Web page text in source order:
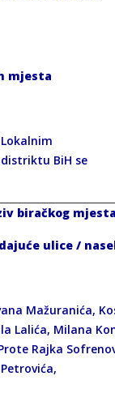
mjesta
BiH se
biračkog
ulice /
Mažuranića,
Lalića, Milana
Rajka